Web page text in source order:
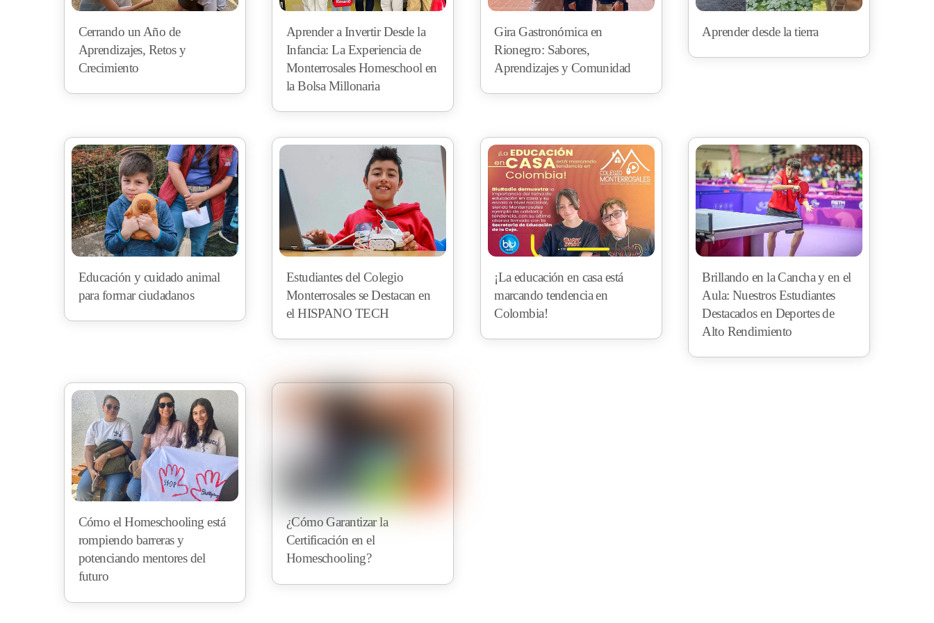
Cerrando un Año de
Aprendizajes, Retos y
Crecimiento
Aprender a Invertir Desde la
Infancia: La Experiencia de
Monterrosales Homeschool en
la Bolsa Millonaria
Gira Gastronómica en
Rionegro: Sabores,
Aprendizajes y Comunidad
Aprender desde la tierra
Educación y cuidado animal
para formar ciudadanos
Estudiantes del Colegio
Monterrosales se Destacan en
el HISPANO TECH
¡La educación en casa está
marcando tendencia en
Colombia!
Brillando en la Cancha y en el
Aula: Nuestros Estudiantes
Destacados en Deportes de
Alto Rendimiento
Cómo el Homeschooling está
rompiendo barreras y
potenciando mentores del
futuro
¿Cómo Garantizar la
Certificación en el
Homeschooling?